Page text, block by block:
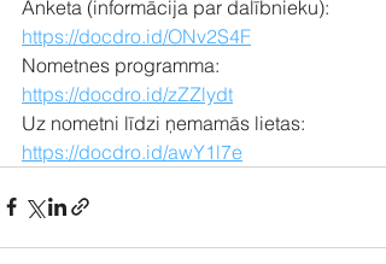
Anketa (informācija par dalībnieku):
https://docdro.id/ONv2S4F
Nometnes programma:
https://docdro.id/zZZlydt
Uz nometni līdzi ņemamās lietas:
https://docdro.id/awY1l7e